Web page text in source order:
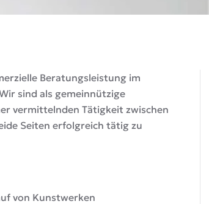
Beratungsleistung im
sind als gemeinnützige
vermittelnden Tätigkeit zwischen
Seiten erfolgreich tätig zu
von Kunstwerken